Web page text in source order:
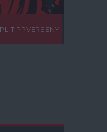
PL TIPPVERSENY